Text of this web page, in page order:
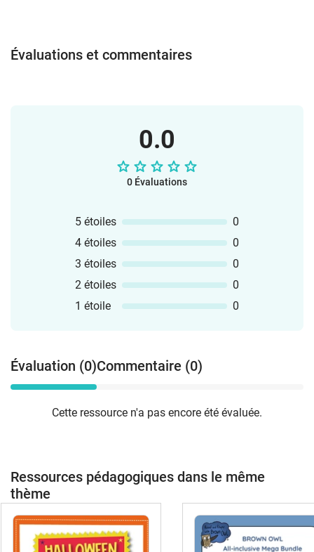
de l’Éducation nationale.Tous les
besoins. Amuse-toi bien avec ce matériel
en classe !L’équipe vlamingo
Évaluations et commentaires
0.0
0 Évaluations
5 étoiles
0
4 étoiles
0
3 étoiles
0
2 étoiles
0
1 étoile
0
Évaluation (0)Commentaire (0)
Cette ressource n'a pas encore été évaluée.
Ressources pédagogiques dans le même
thème